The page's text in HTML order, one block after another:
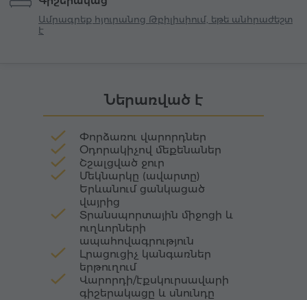
կյանքին։
դարեր շարունակ եղել է ոչ միայն հոգևոր
Աստվածածին և Սուրբ Ստեփանոս
եկեղեցիները, ինչպես նաև վանական խցեր ու
ձուլված են լեռնային բնապատկերին։
Ամրագրեք հյուրանոց Թբիլիսիում, եթե անհրաժեշտ
է
Ներառված է
Փորձառու վարորդներ
Օդորակիչով մեքենաներ
Շշալցված ջուր
Մեկնարկը (ավարտը)
Երևանում ցանկացած
վայրից
Տրանսպորտային միջոցի և
ուղևորների
ապահովագրություն
Լրացուցիչ կանգառներ
երթուղում
Վարորդի/էքսկուրսավարի
գիշերակացը և սնունդը